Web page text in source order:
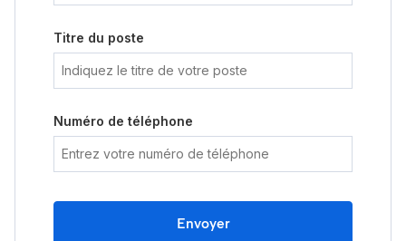
Titre du poste
Numéro de téléphone
Envoyer